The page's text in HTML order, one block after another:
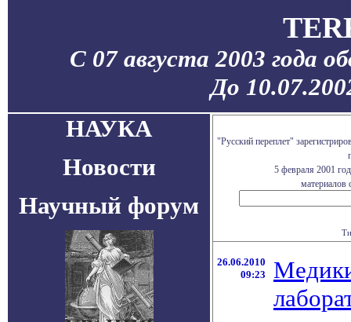
С 07 августа 2003 года
До
НАУКА
Новости
Научный форум
"Русский переплет"
5 февраля 2001
материалов
26.06.2010
09:23